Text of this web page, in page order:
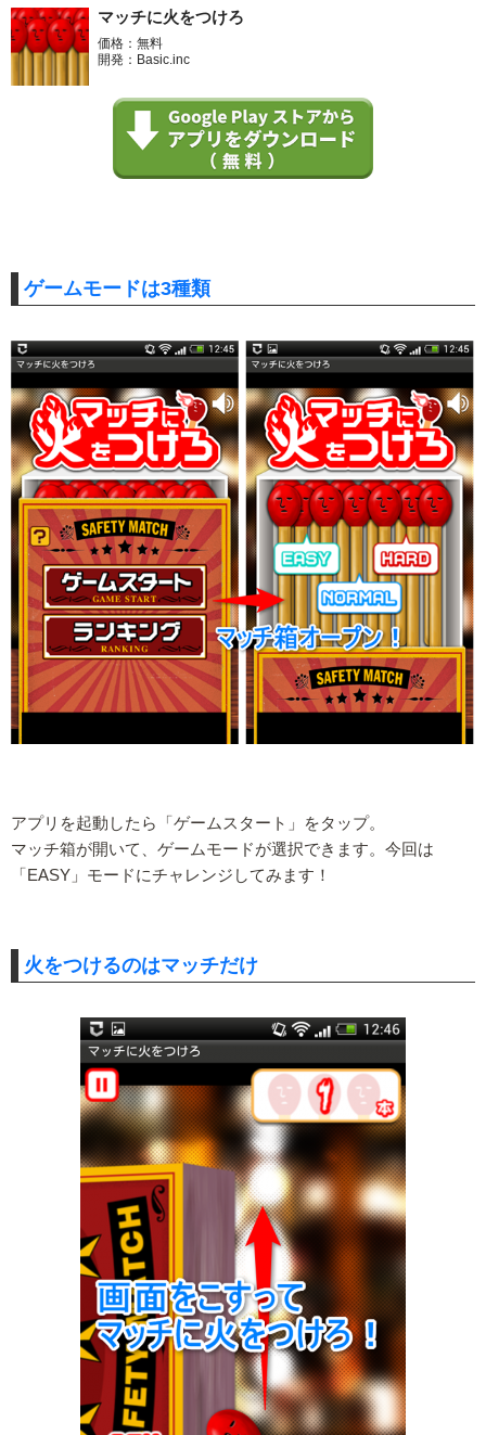
マッチに火をつけろ
価格：無料
開発：Basic.inc
ゲームモードは3種類
アプリを起動したら「ゲームスタート」をタップ。
マッチ箱が開いて、ゲームモードが選択できます。今回は
「EASY」モードにチャレンジしてみます！
火をつけるのはマッチだけ